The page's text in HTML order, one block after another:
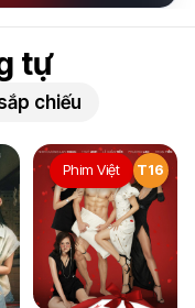
tự
chiếu
Phim Việt T16